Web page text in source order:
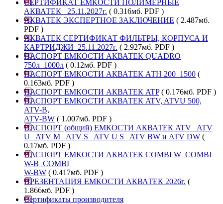
СЕРТИФИКАТ ЕМКОСТИ ПОЛИМЕРНЫЕ
АКВАТЕК _25.11.2027г. ( 0.316мб. PDF )
АКВАТЕК ЭКСПЕРТНОЕ ЗАКЛЮЧЕНИЕ ( 2.487мб.
PDF )
АКВАТЕК СЕРТИФИКАТ ФИЛЬТРЫ, КОРПУСА И
КАРТРИДЖИ_25.11.2027г. ( 2.927мб. PDF )
ПАСПОРТ ЕМКОСТИ АКВАТЕК QUADRO
750л_1000л ( 0.12мб. PDF )
ПАСПОРТ ЕМКОСТИ АКВАТЕК АТН 200_1500 (
0.163мб. PDF )
ПАСПОРТ ЕМКОСТИ АКВАТЕК ATP( 0.176мб. PDF )
ПАСПОРТ ЕМКОСТИ АКВАТЕК ATV, ATVU 500,
ATV-B,
ATV-BW ( 1.007мб. PDF )
ПАСПОРТ (общий) ЕМКОСТИ АКВАТЕК ATV_ ATV
U_ ATV M_ ATV S_ ATV U S_ ATV BW и ATV DW (
0.17мб. PDF )
ПАСПОРТ ЕМКОСТИ АКВАТЕК COMBI W_COMBI
W-B_COMBI
W-BW ( 0.417мб. PDF )
ПРЕЗЕНТАЦИЯ ЕМКОСТИ АКВАТЕК 2026г. (
1.866мб. PDF )
Сертификаты производителя